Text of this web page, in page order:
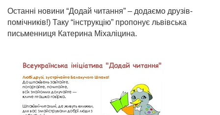
Останні новини “Додай читання” – додаємо друзів-
помічників!) Таку “інструкцію” пропонує львівська
письменниця Катерина Міхаліцина.